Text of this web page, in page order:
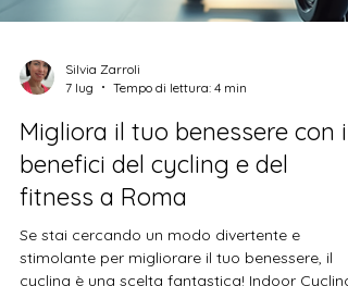
Silvia Zarroli
Migliora il tuo benessere con i
benefici del cycling e del
fitness a Roma
Se stai cercando un modo divertente e
stimolante per migliorare il tuo benessere, il